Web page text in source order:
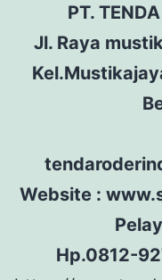
PT.
Jl. Raya
Website :
Hp.0812-